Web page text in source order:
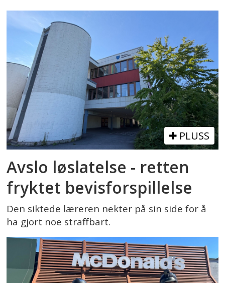
PLUSS
Avslo løslatelse - retten
fryktet bevisforspillelse
Den siktede læreren nekter på sin side for å
ha gjort noe straffbart.